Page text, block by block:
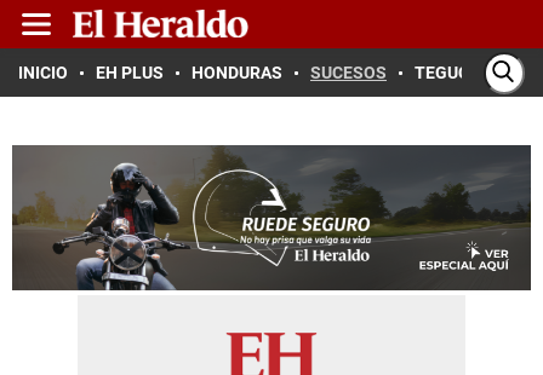
INICIO EH PLUS HONDURAS SUCESOS TEGUCIGALPA